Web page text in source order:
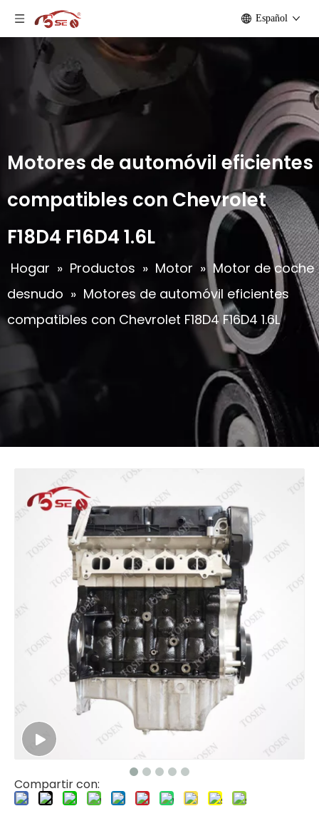
Español
Motores de automóvil eficientes
compatibles con Chevrolet
F18D4 F16D4 1.6L
Hogar » Productos » Motor » Motor de coche
desnudo » Motores de automóvil eficientes
compatibles con Chevrolet F18D4 F16D4 1.6L
Compartir con: